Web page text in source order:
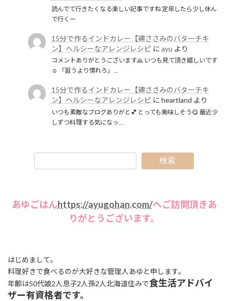
読んでて行きたくなる楽しい記事ですね 定年したら少し休ん
で行くー
15分で作るインドカレー【鶏ささみのバターチキ
ン】ヘルシーなアレンジレシピ に ayu より
コメントありがとうございます🙏 いつも見て頂き嬉しいです
☺️ 「習うより慣れろ」…
15分で作るインドカレー【鶏ささみのバターチキ
ン】ヘルシーなアレンジレシピ に heartland より
いつも素敵なブログありがと💕 とっても美味しそう😋 最近少
しずつ料理する気になっ…
検索
あゆごはんhttps://ayugohan.com/へご訪問頂きあ
りがとうございます。
はじめまして。
料理好きで食べるのが大好きな管理人あゆと申します。
年齢は50代娘2人息子2人孫2人北海道住みで食生活アドバイ
ザー有資格者です。